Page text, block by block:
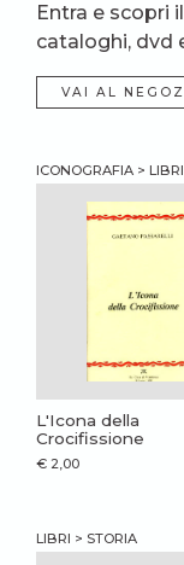
Entra e scopri
cataloghi, dvd
VAI AL
ICONOGRAFIA > LIBRI
L'Icona della
Crocifissione
€ 2,00
LIBRI > STORIA